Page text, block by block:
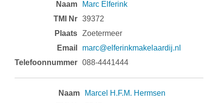
Marc Elferink
39372
Zoetermeer
marc@elferinkmakelaardij.nl
088-4441444
Marcel H.F.M. Hermsen